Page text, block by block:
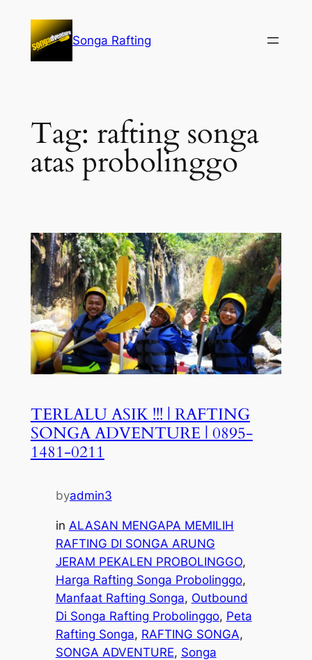
konten
Songa Rafting
Tag: rafting songa
atas probolinggo
TERLALU ASIK !!! | RAFTING
SONGA ADVENTURE | 0895-
1481-0211
byadmin3
in ALASAN MENGAPA MEMILIH
RAFTING DI SONGA ARUNG
JERAM PEKALEN PROBOLINGGO
Harga Rafting Songa Probolinggo
Manfaat Rafting Songa, Outbound
Di Songa Rafting Probolinggo, Peta
Rafting Songa, RAFTING SONGA
SONGA ADVENTURE, Songa